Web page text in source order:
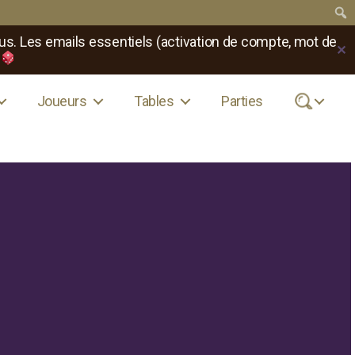
Les emails essentiels (activation de compte, mot de✕
Joueurs Tables Parties .